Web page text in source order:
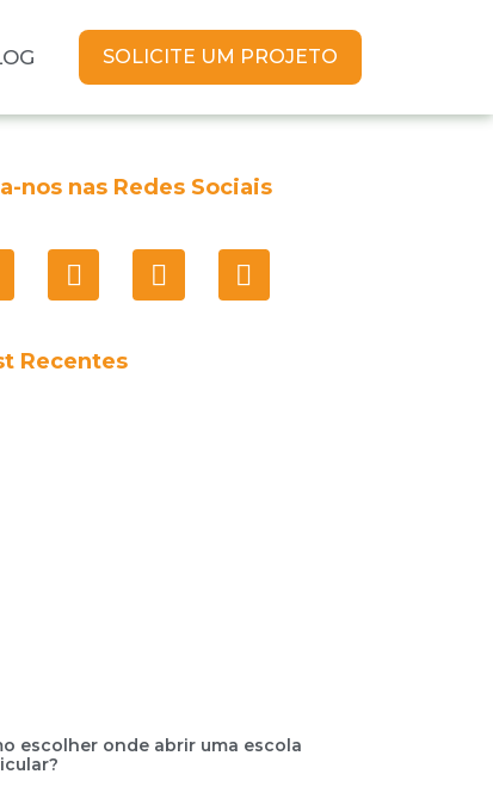
SOLICITE UM PROJETO
nos nas Redes Sociais
Recentes
escolher onde abrir uma escola